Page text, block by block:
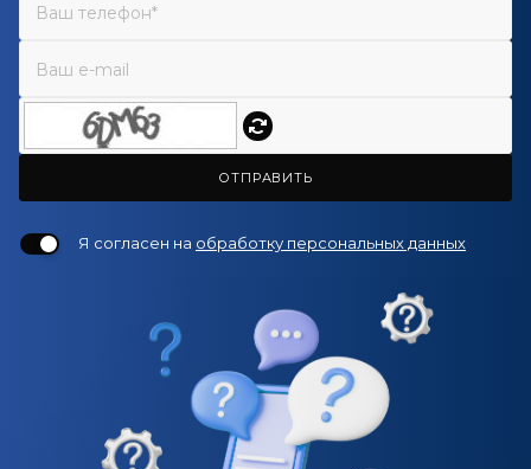
ОТПРАВИТЬ
Я согласен на обработку персональных данных